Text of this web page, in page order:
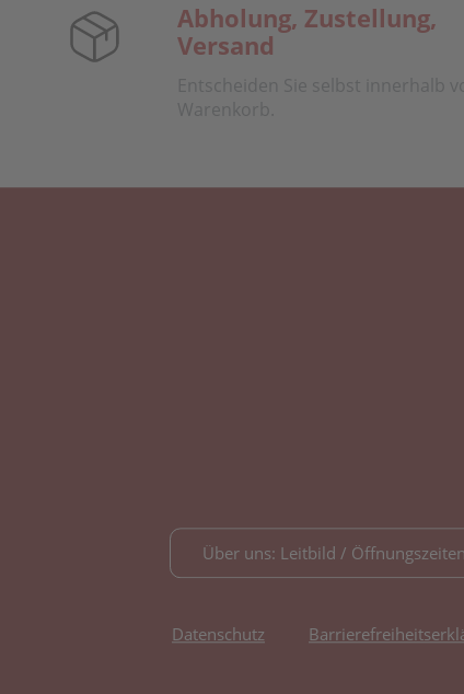
Abholung, Zustellung,
Versand
Entscheiden Sie selbst innerhalb
Warenkorb.
Über uns: Leitbild /
Datenschutz